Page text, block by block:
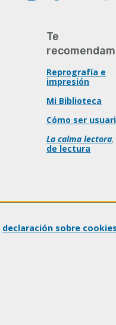
Te
Reprografía e
impresión
Mi Biblioteca
Cómo ser
La calma lectora,
de lectura
declaración sobre cookies